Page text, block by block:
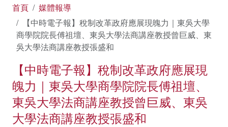
首頁
媒體報導
【中時電子報】稅制改革政府應展現魄力｜東吳大學
商學院院長傅祖壇、東吳大學法商講座教授曾巨威、東
吳大學法商講座教授張盛和
【中時電子報】稅制改革政府應展現
魄力｜東吳大學商學院院長傅祖壇、
東吳大學法商講座教授曾巨威、東吳
大學法商講座教授張盛和